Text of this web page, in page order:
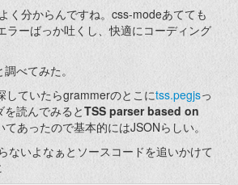
く分からんですね。css-modeあてても
ラーばっか吐くし、快適にコーディング
べてみた。
していたらgrammerのとこにtss.pegjsっ
読んでみるとTSS parser based on
てあったので基本的にはJSONらしい。
ないよなぁとソースコードを追いかけて